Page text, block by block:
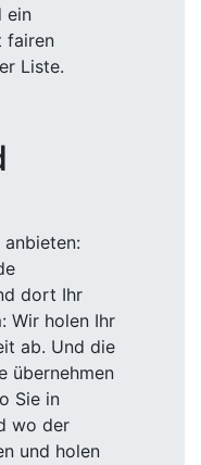
ein
fairen
Liste.
dort Ihr
Wir holen Ihr
ab. Und die
übernehmen
Sie in
wo der
und holen